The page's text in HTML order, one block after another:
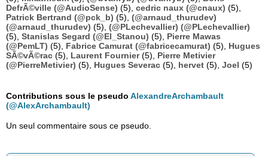
DefrÃ©ville (@AudioSense) (5), cedric naux (@cnaux) (5),
Patrick Bertrand (@pck_b) (5), (@arnaud_thurudev)
(@arnaud_thurudev) (5), (@PLechevallier) (@PLechevallier)
(5), Stanislas Segard (@El_Stanou) (5), Pierre Mawas
(@PemLT) (5), Fabrice Camurat (@fabricecamurat) (5), Hugues
SÃ©vÃ©rac (5), Laurent Fournier(5), Pierre Metivier
(@PierreMetivier) (5), Hugues Severac (5), hervet (5), Joel (5)
Contributions sous le pseudo AlexandreArchambault
(@AlexArchambault)
Un seul commentaire sous ce pseudo.